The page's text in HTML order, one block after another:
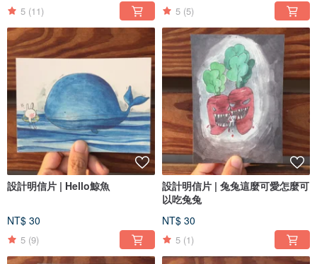
5 (11) 5 (5)
設計明信片 | Hello鯨魚
NT$ 30
5 (9)
設計明信片 | 兔兔這麼可愛怎麼可
以吃兔兔
NT$ 30
5 (1)